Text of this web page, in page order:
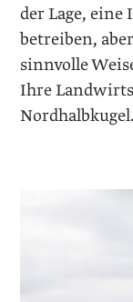
der Lage,
betreiben,
sinnvolle
Ihre